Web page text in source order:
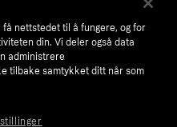
nettstedet til å fungere, og for
din. Vi deler også data
administrere
tilbake samtykket ditt når som